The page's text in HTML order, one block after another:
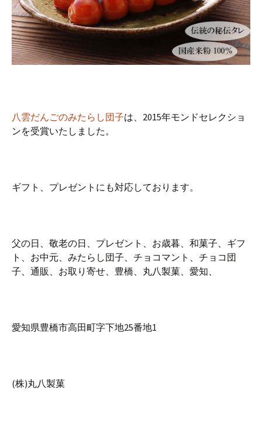
八雲だんごのみたらし団子は、2015年モンドセレクショ
ンを受賞いたしました。
ギフト、プレゼントにも対応しております。
父の日、敬老の日、プレゼント、お歳暮、和菓子、ギフ
ト、お中元、みたらし団子、チョコマント、チョコ団
子、通販、お取り寄せ、豊橋、丸八製菓、愛知、
愛知県豊橋市高田町字下地25番地1
(株)丸八製菓